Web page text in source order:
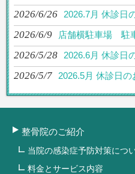
2026/6/26 2026.7月 休診日
2026/6/9 店舗横駐車場 駐
2026/5/28 2026.6月 休診日
2026/5/7 2026.5月 休診日の
整骨院のご紹介
当院の感染症予防対策につ
料金とサービス内容